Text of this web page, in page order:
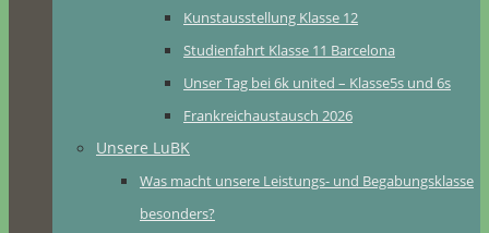
Kunstausstellung Klasse 12
Studienfahrt Klasse 11 Barcelona
Unser Tag bei 6k united – Klasse5s und 6s
Frankreichaustausch 2026
Unsere LuBK
Was macht unsere Leistungs- und Begabungsklasse
besonders?